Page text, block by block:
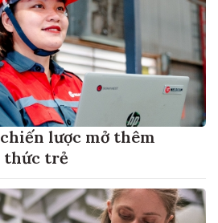
lược mở thêm
thức trẻ